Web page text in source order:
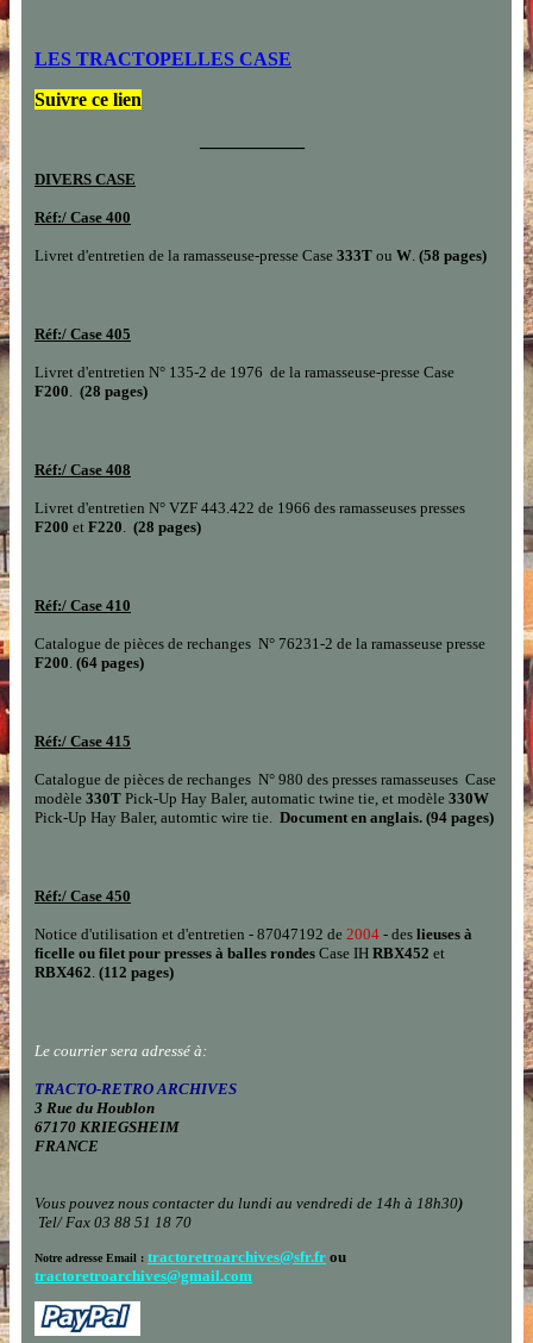
LES TRACTOPELLES CASE
Suivre ce lien
DIVERS CASE
Réf:/ Case 400
Livret d'entretien de la ramasseuse-presse Case 333T ou W. (58 pages)
Réf:/ Case 405
Livret d'entretien N° 135-2 de 1976 de la ramasseuse-presse Case
F200. (28 pages)
Réf:/ Case 408
Livret d'entretien N° VZF 443.422 de 1966 des ramasseuses presses
F200 et F220. (28 pages)
Réf:/ Case 410
Catalogue de pièces de rechanges N° 76231-2 de la ramasseuse presse
F200. (64 pages)
Réf:/ Case 415
Catalogue de pièces de rechanges N° 980 des presses ramasseuses Case
modèle 330T Pick-Up Hay Baler, automatic twine tie, et modèle 330W
Pick-Up Hay Baler, automtic wire tie. Document en anglais. (94 pages)
Réf:/ Case 450
Notice d'utilisation et d'entretien - 87047192 de 2004 - des lieuses à
ficelle ou filet pour presses à balles rondes Case IH RBX452 et
RBX462. (112 pages)
Le courrier sera adressé à:
TRACTO-RETRO ARCHIVES
3 Rue du Houblon
67170 KRIEGSHEIM
FRANCE
Vous pouvez nous contacter du lundi au vendredi de 14h à 18h30)
Tel/ Fax 03 88 51 18 70
Notre adresse Email : tractoretroarchives@sfr.fr ou
tractoretroarchives@gmail.com